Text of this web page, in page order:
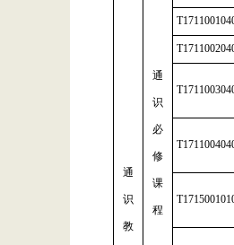
通
识
教
通
识
必
修
课
程